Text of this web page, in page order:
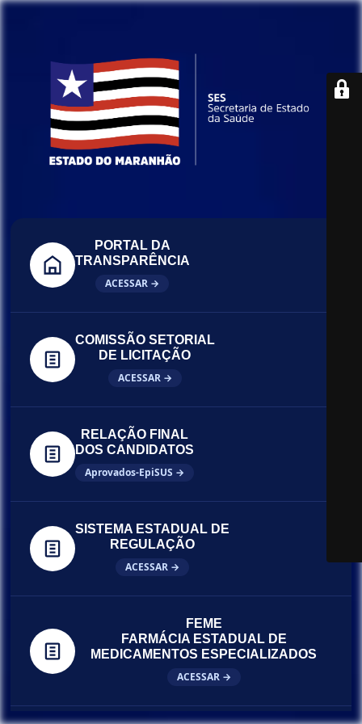
PORTAL DA
TRANSPARÊNCIA
ACESSAR →
COMISSÃO SETORIAL
DE LICITAÇÃO
ACESSAR →
RELAÇÃO FINAL
DOS CANDIDATOS
Aprovados-EpiSUS →
SISTEMA ESTADUAL DE
REGULAÇÃO
ACESSAR →
FEME
FARMÁCIA ESTADUAL DE
MEDICAMENTOS ESPECIALIZADOS
ACESSAR →